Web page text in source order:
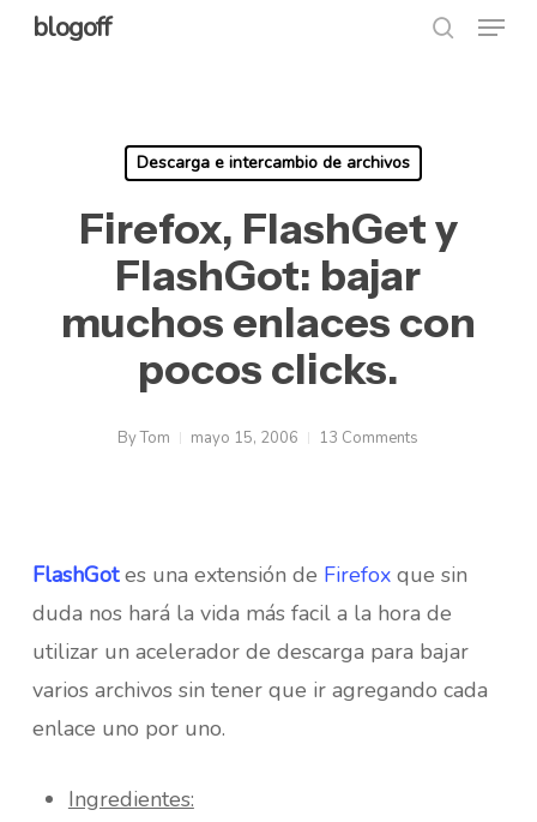
Skipblogoff Menu
Descarga e intercambio de archivos
Firefox, FlashGet y
FlashGot: bajar
muchos enlaces con
pocos clicks.
ByTom mayo 15, 2006 13 Comments
FlashGotes una extensión de Firefoxque sin
duda nos hará la vida más facil a la hora de
utilizar un acelerador de descarga para bajar
varios archivos sin tener que ir agregando cada
enlace uno por uno.
Ingredientes: